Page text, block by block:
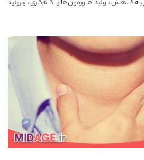
کاهش تولید هورمون‌ها و کم‌کاری تیروئید